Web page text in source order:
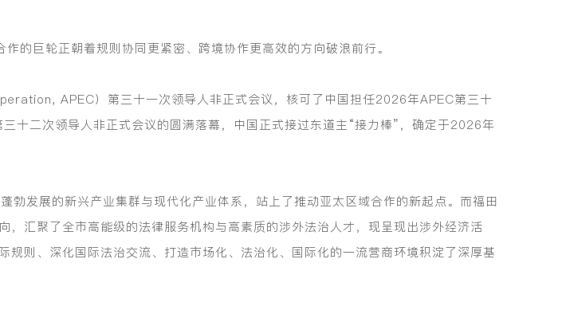
的巨轮正朝着规则协同更紧密、跨境协作更高效的方向破浪前行。
APEC）第三十一次领导人非正式会议，核可了中国担任2026年APEC第三十
十二次领导人非正式会议的圆满落幕，中国正式接过东道主“接力棒”，确定于2026年
发展的新兴产业集群与现代化产业体系，站上了推动亚太区域合作的新起点。而福田
汇聚了全市高能级的法律服务机构与高素质的涉外法治人才，现呈现出涉外经济活
则、深化国际法治交流、打造市场化、法治化、国际化的一流营商环境积淀了深厚基